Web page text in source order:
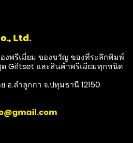
Ltd.
งพรีเมี่ยม ของขวัญ ของที่ระลึกพิมพ์
Giftset และสินค้าพรีเมียมทุกชนิด
อ.ลำลูกกา จ.ปทุมธานี 12150